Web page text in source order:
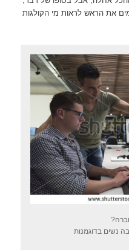
את הראש לראות מי הקולגות
נשים בדוגמנות